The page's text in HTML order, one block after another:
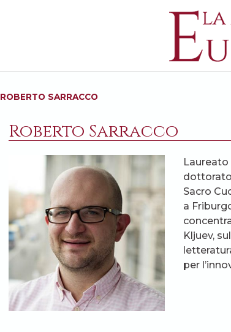
ROBERTO SARRACCO
Roberto Sarracco
Laureato
dottorato
Sacro
a
Kljuev,
per